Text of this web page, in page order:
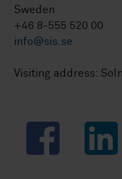
Sweden
+46 8-555 520 00
info@sis.se
Visiting address:
Facebook LinkedIn